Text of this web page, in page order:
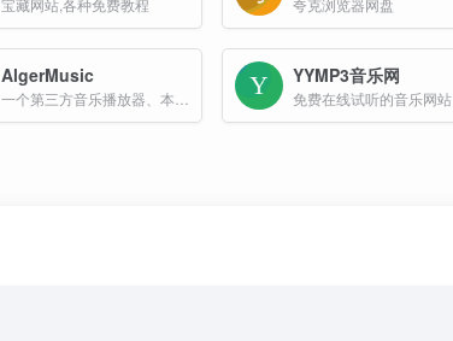
AlgerMusic YYMP3音乐网
免费在线试听的音乐网站